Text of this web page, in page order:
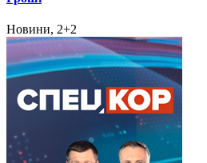
Новини, 2+2